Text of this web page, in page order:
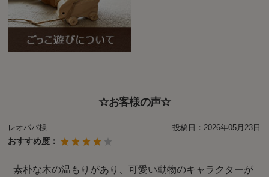
☆お客様の声☆
レオパパ様 投稿日：2026年05月23日
おすすめ度：
素朴な木の温もりがあり、可愛い動物のキャラクターが